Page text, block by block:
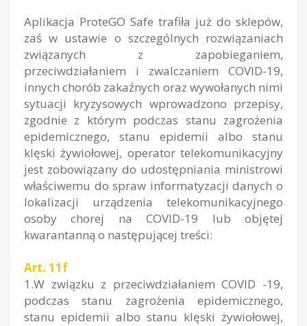
Aplikacja ProteGO Safe trafiła już do sklepów,
zaś w ustawie o szczególnych rozwiązaniach
związanych z zapobieganiem,
przeciwdziałaniem i zwalczaniem COVID-19,
innych chorób zakaźnych oraz wywołanych nimi
sytuacji kryzysowych wprowadzono przepisy,
zgodnie z którym podczas stanu zagrożenia
epidemicznego, stanu epidemii albo stanu
klęski żywiołowej, operator telekomunikacyjny
jest zobowiązany do udostępniania ministrowi
właściwemu do spraw informatyzacji danych o
lokalizacji urządzenia telekomunikacyjnego
osoby chorej na COVID-19 lub objętej
kwarantanną o następującej treści:
Art. 11f
1.W związku z przeciwdziałaniem COVID -19,
podczas stanu zagrożenia epidemicznego,
stanu epidemii albo stanu klęski żywiołowej,